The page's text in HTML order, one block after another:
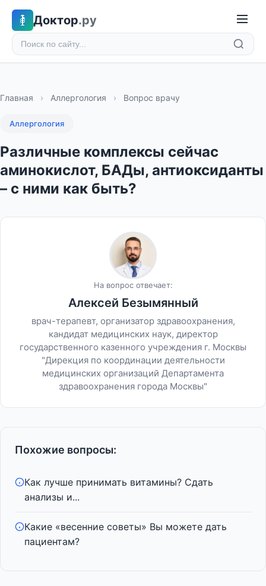
Доктор.ру
Главная › Аллергология › Вопрос врачу
Аллергология
Различные комплексы сейчас
аминокислот, БАДы, антиоксиданты
– с ними как быть?
На вопрос отвечает:
Алексей Безымянный
врач-терапевт, организатор здравоохранения,
кандидат медицинских наук, директор
государственного казенного учреждения г. Москвы
"Дирекция по координации деятельности
медицинских организаций Департамента
здравоохранения города Москвы"
Похожие вопросы:
Как лучше принимать витамины? Сдать
анализы и...
Какие «весенние советы» Вы можете дать
пациентам?